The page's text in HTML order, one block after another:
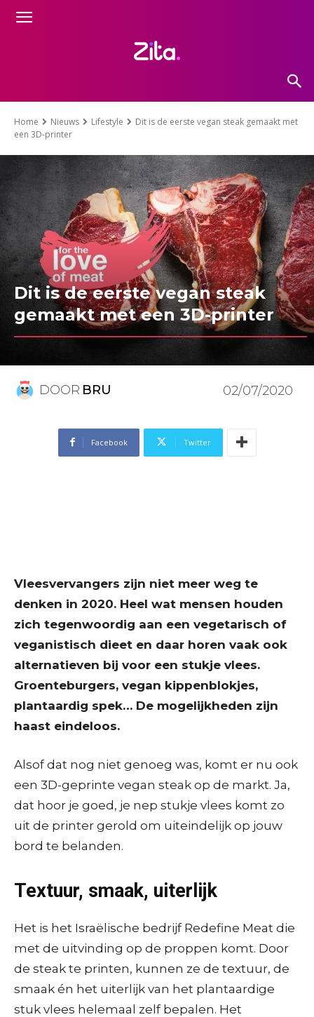
Home Nieuws Lifestyle
Dit is de eerste vegan steak gemaakt met
een 3D-printer
Dit is de eerste vegan steak
gemaakt met een 3D-printer
DOOR BRU 02/07/2020
Facebook Twitter
Vleesvervangers zijn niet meer weg te
denken in 2020. Heel wat mensen houden
zich tegenwoordig aan een vegetarisch of
veganistisch dieet en daar horen vaak ook
alternatieven bij voor een stukje vlees.
Groenteburgers, vegan kippenblokjes,
plantaardig spek… De mogelijkheden zijn
haast eindeloos.
Alsof dat nog niet genoeg was, komt er nu ook
een 3D-geprinte vegan steak op de markt. Ja,
dat hoor je goed, je nep stukje vlees komt zo
uit de printer gerold om uiteindelijk op jouw
bord te belanden.
Textuur, smaak, uiterlijk
Het is het Israëlische bedrijf Redefine Meat die
met de uitvinding op de proppen komt. Door
de steak te printen, kunnen ze de textuur, de
smaak én het uiterlijk van het plantaardige
stuk vlees helemaal zelf bepalen. Het